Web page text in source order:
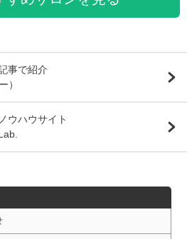
事で紹介
）
ウハウサイト